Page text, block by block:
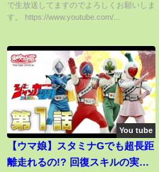
でも勝てるチームレース【アプ
リ/育成/リセマラ/ガチャ/因子/初
で生放送してますのでよろしくお願いしま
す。 https://www.youtube.com/...
You tube
【ウマ娘】スタミナGでも超長距
離走れるの!? 回復スキルの実力